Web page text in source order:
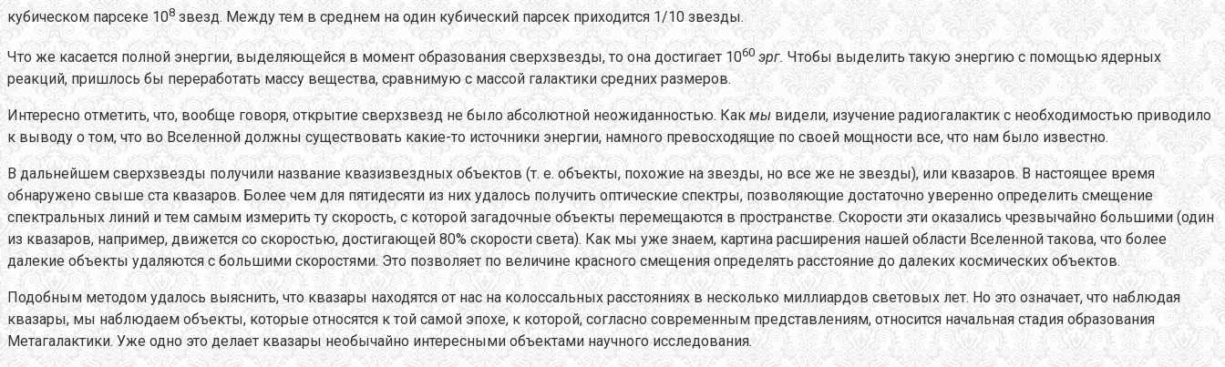
кубическом парсеке 108 звезд. Между тем в среднем на один кубический парсек приходится 1/10 звезды.
Что же касается полной энергии, выделяющейся в момент образования сверхзвезды, то она достигает 1060 эрг. Чтобы выделить такую энергию с помощью ядерных
реакций, пришлось бы переработать массу вещества, сравнимую с массой галактики средних размеров.
Интересно отметить, что, вообще говоря, открытие сверхзвезд не было абсолютной неожиданностью. Как мы видели, изучение радиогалактик с необходимостью приводило
к выводу о том, что во Вселенной должны существовать какие-то источники энергии, намного превосходящие по своей мощности все, что нам было известно.
В дальнейшем сверхзвезды получили название квазизвездных объектов (т. е. объекты, похожие на звезды, но все же не звезды), или квазаров. В настоящее время
обнаружено свыше ста квазаров. Более чем для пятидесяти из них удалось получить оптические спектры, позволяющие достаточно уверенно определить смещение
спектральных линий и тем самым измерить ту скорость, с которой загадочные объекты перемещаются в пространстве. Скорости эти оказались чрезвычайно большими (один
из квазаров, например, движется со скоростью, достигающей 80% скорости света). Как мы уже знаем, картина расширения нашей области Вселенной такова, что более
далекие объекты удаляются с большими скоростями. Это позволяет по величине красного смещения определять расстояние до далеких космических объектов.
Подобным методом удалось выяснить, что квазары находятся от нас на колоссальных расстояниях в несколько миллиардов световых лет. Но это означает, что наблюдая
квазары, мы наблюдаем объекты, которые относятся к той самой эпохе, к которой, согласно современным представлениям, относится начальная стадия образования
Метагалактики. Уже одно это делает квазары необычайно интересными объектами научного исследования.